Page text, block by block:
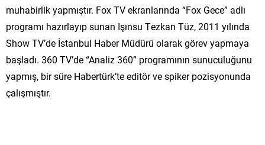
muhabirlik yapmıştır. Fox TV ekranlarında “Fox Gece” adlı
programı hazırlayıp sunan Işınsu Tezkan Tüz, 2011 yılında
Show TV’de İstanbul Haber Müdürü olarak görev yapmaya
başladı. 360 TV’de “Analiz 360” programının sunuculuğunu
yapmış, bir süre Habertürk’te editör ve spiker pozisyonunda
çalışmıştır.